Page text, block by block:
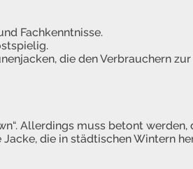
Fachkenntnisse.
die den Verbrauchern
Allerdings muss betont
die in städtischen Wintern